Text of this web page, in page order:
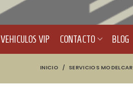
VEHICULOS VIP CONTACTO BLOG
INICIO SERVICIOS MODELCAR